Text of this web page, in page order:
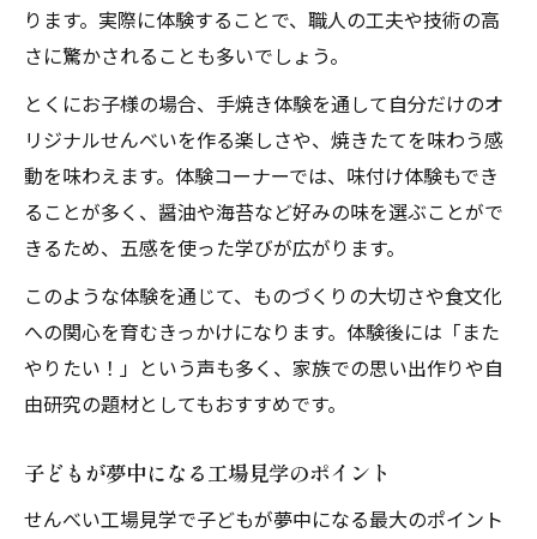
ります。実際に体験することで、職人の工夫や技術の高
さに驚かされることも多いでしょう。
とくにお子様の場合、手焼き体験を通して自分だけのオ
リジナルせんべいを作る楽しさや、焼きたてを味わう感
動を味わえます。体験コーナーでは、味付け体験もでき
ることが多く、醤油や海苔など好みの味を選ぶことがで
きるため、五感を使った学びが広がります。
このような体験を通じて、ものづくりの大切さや食文化
への関心を育むきっかけになります。体験後には「また
やりたい！」という声も多く、家族での思い出作りや自
由研究の題材としてもおすすめです。
子どもが夢中になる工場見学のポイント
せんべい工場見学で子どもが夢中になる最大のポイント